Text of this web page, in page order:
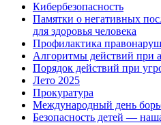
Кибербезопасность
Памятки о негативных
для здоровья человека
Профилактика
Алгоритмы действий при
Порядок действий при
Лето 2025
Прокуратура
Международный день
Безопасность детей —